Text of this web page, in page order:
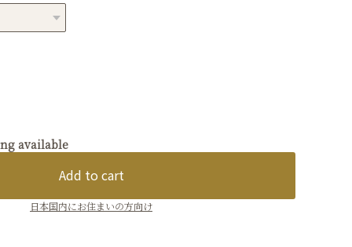
available
Add to cart
日本国内にお住まいの方向け